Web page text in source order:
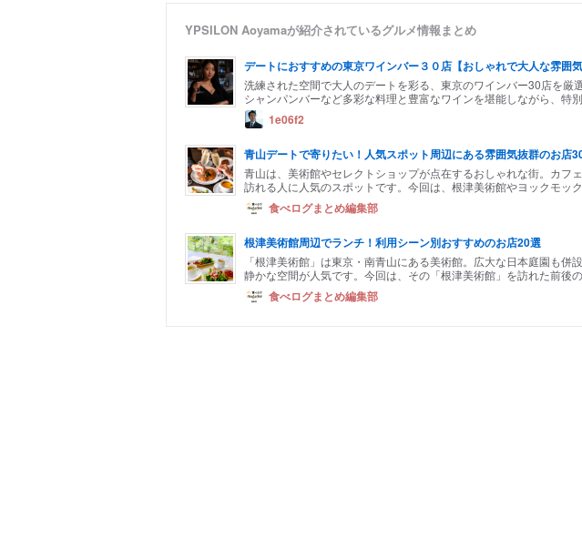
YPSILON Aoyamaが紹介されているグルメ情報まとめ
デートにおすすめの東京ワインバー３０店【おしゃれで大人な雰囲気
洗練された空間で大人のデートを彩る、東京のワインバー30店を厳
シャンパンバーなど多彩な料理と豊富なワインを堪能しながら、特
1e06f2
青山デートで寄りたい！人気スポット周辺にある雰囲気抜群のお店
青山は、美術館やセレクトショップが点在するおしゃれな街。カフ
訪れる人に人気のスポットです。今回は、根津美術館やヨックモッ
食べログまとめ編集部
根津美術館周辺でランチ！利用シーン別おすすめのお店20選
「根津美術館」は東京・南青山にある美術館。広大な日本庭園も併
静かな空間が人気です。今回は、その「根津美術館」を訪れた前後
食べログまとめ編集部